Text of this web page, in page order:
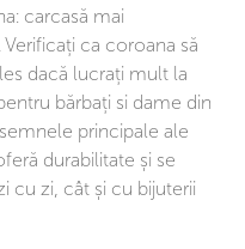
carcasă mai
ca coroana să
dacă lucrați mult la
bărbați si dame din
principale ale
durabilitate și se
cu zi, cât și cu bijuterii